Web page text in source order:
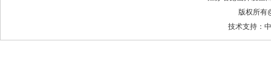
版权所有
技术支持：